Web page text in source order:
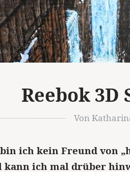
Reebok
Von
ich kein Freund von
kann ich mal drüber